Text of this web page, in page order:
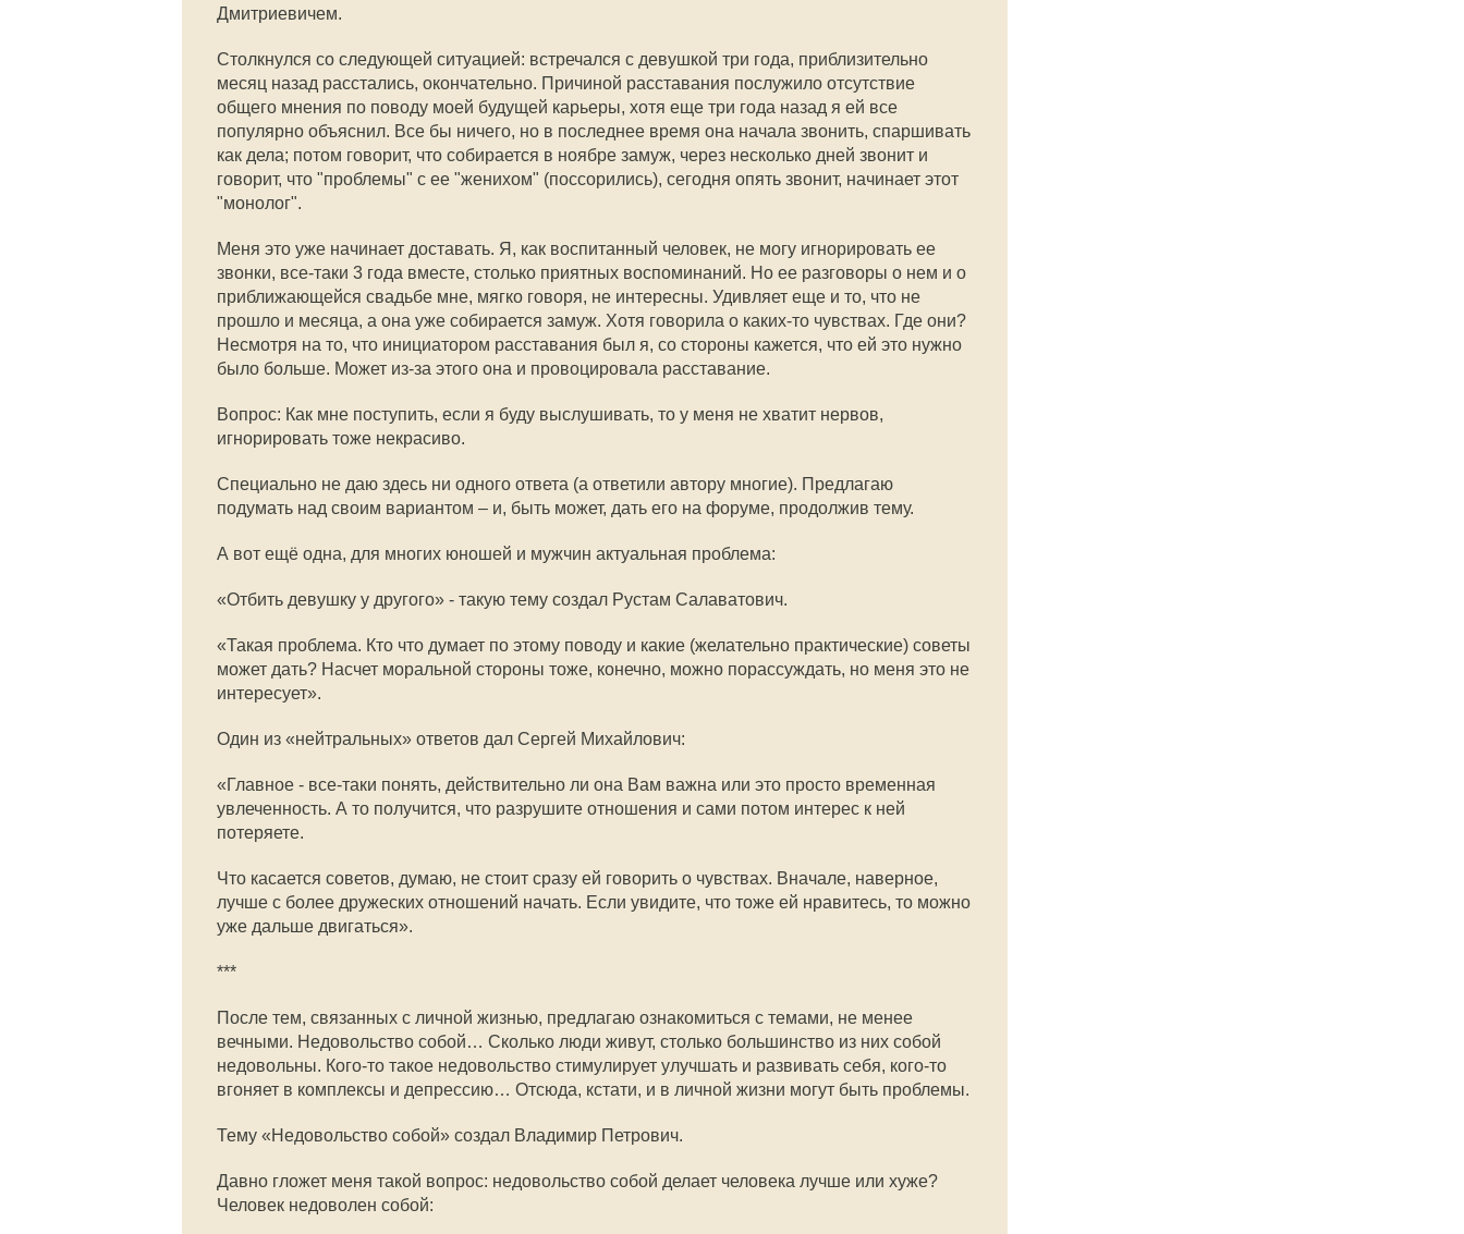
Дмитриевичем.
Столкнулся со следующей ситуацией: встречался с девушкой три года, приблизительно
месяц назад расстались, окончательно. Причиной расставания послужило отсутствие
общего мнения по поводу моей будущей карьеры, хотя еще три года назад я ей все
популярно объяснил. Все бы ничего, но в последнее время она начала звонить, спаршивать
как дела; потом говорит, что собирается в ноябре замуж, через несколько дней звонит и
говорит, что "проблемы" с ее "женихом" (поссорились), сегодня опять звонит, начинает этот
"монолог".
Меня это уже начинает доставать. Я, как воспитанный человек, не могу игнорировать ее
звонки, все-таки 3 года вместе, столько приятных воспоминаний. Но ее разговоры о нем и о
приближающейся свадьбе мне, мягко говоря, не интересны. Удивляет еще и то, что не
прошло и месяца, а она уже собирается замуж. Хотя говорила о каких-то чувствах. Где они?
Несмотря на то, что инициатором расставания был я, со стороны кажется, что ей это нужно
было больше. Может из-за этого она и провоцировала расставание.
Вопрос: Как мне поступить, если я буду выслушивать, то у меня не хватит нервов,
игнорировать тоже некрасиво.
Специально не даю здесь ни одного ответа (а ответили автору многие). Предлагаю
подумать над своим вариантом – и, быть может, дать его на форуме, продолжив тему.
А вот ещё одна, для многих юношей и мужчин актуальная проблема:
«Отбить девушку у другого» - такую тему создал Рустам Салаватович.
«Такая проблема. Кто что думает по этому поводу и какие (желательно практические) советы
может дать? Насчет моральной стороны тоже, конечно, можно порассуждать, но меня это не
интересует».
Один из «нейтральных» ответов дал Сергей Михайлович:
«Главное - все-таки понять, действительно ли она Вам важна или это просто временная
увлеченность. А то получится, что разрушите отношения и сами потом интерес к ней
потеряете.
Что касается советов, думаю, не стоит сразу ей говорить о чувствах. Вначале, наверное,
лучше с более дружеских отношений начать. Если увидите, что тоже ей нравитесь, то можно
уже дальше двигаться».
***
После тем, связанных с личной жизнью, предлагаю ознакомиться с темами, не менее
вечными. Недовольство собой… Сколько люди живут, столько большинство из них собой
недовольны. Кого-то такое недовольство стимулирует улучшать и развивать себя, кого-то
вгоняет в комплексы и депрессию… Отсюда, кстати, и в личной жизни могут быть проблемы.
Тему «Недовольство собой» создал Владимир Петрович.
Давно гложет меня такой вопрос: недовольство собой делает человека лучше или хуже?
Человек недоволен собой: